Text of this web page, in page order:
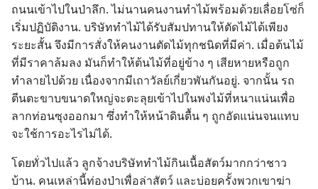
ถนน​เข้า​ไป​ใน​ป่า​ลึก. ไม่​นาน​คน​งาน​ทำ​ไม้​พร้อม​ด้วย​เลื่อย​โซ่​ก็​
เริ่ม​ปฏิบัติ​งาน. บริษัท​ทำ​ไม้​ได้​รับ​สัมปทาน​ให้​ตัด​ไม้​ได้​เพียง​
ระยะ​สั้น จึง​มี​การ​สั่ง​ให้​คน​งาน​ตัด​ไม้​ทุก​ชนิด​ที่​มี​ค่า. เมื่อ​ต้น​ไม้​
ที่​มี​ราคา​ล้ม​ลง มัน​ก็​ทำ​ให้​ต้น​ไม้​ที่​อยู่​ข้าง ๆ เสียหาย​หรือ​ถูก​
ทำลาย​ไป​ด้วย เนื่อง​จาก​มี​เถาวัลย์​เกี่ยว​พัน​กัน​อยู่. จาก​นั้น รถ​
ตีน​ตะขาบ​ขนาด​ใหญ่​จะ​ตะลุย​เข้า​ไป​ใน​พง​ไม้​ที่​หนา​แน่น​เพื่อ​
ลาก​ท่อน​ซุง​ออก​มา ซึ่ง​ทำ​ให้​หน้า​ดิน​ตื้น ๆ ถูก​อัด​แน่น​จน​แทบ​
จะ​ใช้​การ​อะไร​ไม่​ได้.
โดย​ทั่ว​ไป​แล้ว ลูกจ้าง​บริษัท​ทำ​ไม้​กิน​เนื้อ​สัตว์​มาก​กว่า​ชาว​
บ้าน. คน​เหล่า​นี้​ท่อง​ป่า​เพื่อ​ล่า​สัตว์ และ​บ่อย​ครั้ง​พวก​เขา​ฆ่า​